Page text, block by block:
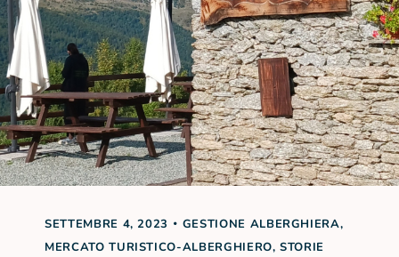
SETTEMBRE 4, 2023 GESTIONE ALBERGHIERA,
MERCATO TURISTICO-ALBERGHIERO,STORIE